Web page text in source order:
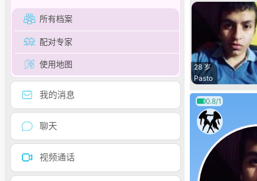
所有档案
配对专家
使用地图
我的消息
聊天
视频通话
28 岁
Pasto
0.8/1